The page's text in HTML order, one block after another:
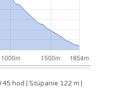
hod | Stúpanie 122 m |